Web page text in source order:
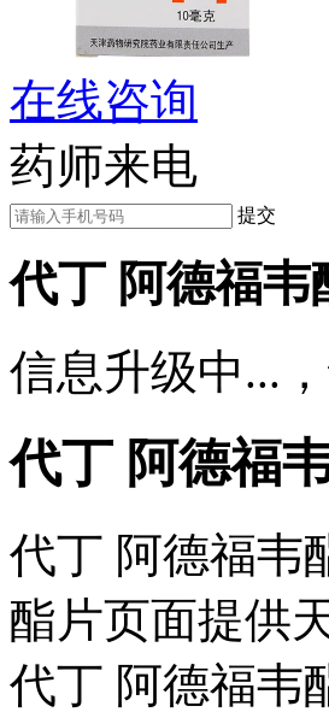
在线咨询
药师来电
提交
代丁 阿德福韦
信息升级中...
代丁 阿德福
代丁 阿德福韦
酯片页面提供
代丁 阿德福韦